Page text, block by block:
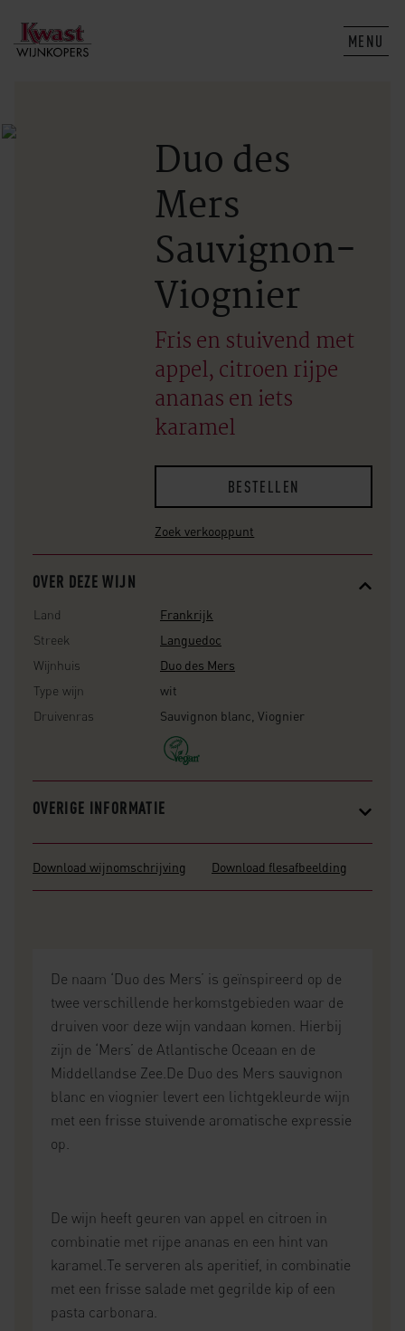
MENU
Duo des
Mers
Sauvignon-
Viognier
Fris en stuivend met
appel, citroen rijpe
ananas en iets
karamel
BESTELLEN
Zoek verkooppunt
OVER DEZE WIJN
Land
Frankrijk
Streek
Languedoc
Wijnhuis
Duo des Mers
Type wijn
wit
Druivenras
Sauvignon blanc, Viognier
OVERIGE INFORMATIE
Download wijnomschrijving Download flesafbeelding
De naam ‘Duo des Mers’ is geïnspireerd op de
twee verschillende herkomstgebieden waar de
druiven voor deze wijn vandaan komen. Hierbij
zijn de ‘Mers’ de Atlantische Oceaan en de
Middellandse Zee.De Duo des Mers sauvignon
blanc en viognier levert een lichtgekleurde wijn
met een frisse stuivende aromatische expressie
op.
De wijn heeft geuren van appel en citroen in
combinatie met rijpe ananas en een hint van
karamel.Te serveren als aperitief, in combinatie
met een frisse salade met gegrilde kip of een
pasta carbonara.